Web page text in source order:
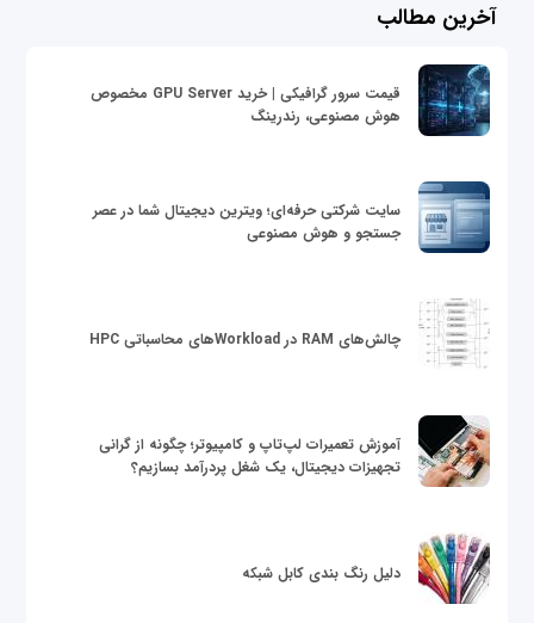
آخرین مطالب
قیمت سرور گرافیکی | خرید GPU Server مخصوص
هوش مصنوعی، رندرینگ
سایت شرکتی حرفه‌ای؛ ویترین دیجیتال شما در عصر
جستجو و هوش مصنوعی
چالش‌های RAM در Workloadهای محاسباتی HPC
آموزش تعمیرات لپ‌تاپ و کامپیوتر؛ چگونه از گرانی
تجهیزات دیجیتال، یک شغل پردرآمد بسازیم؟
دلیل رنگ بندی کابل شبکه